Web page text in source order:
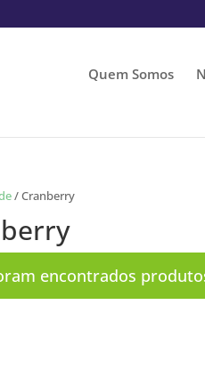
Quem Somos
/ Cranberry
encontrados